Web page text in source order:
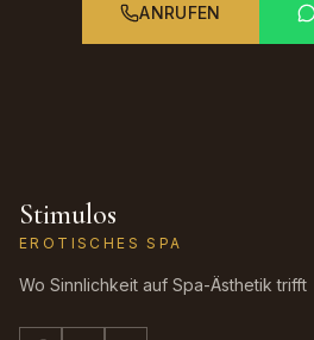
ANRUFEN
Stimulos
EROTISCHES SPA
Wo Sinnlichkeit auf Spa-Ästhetik trifft